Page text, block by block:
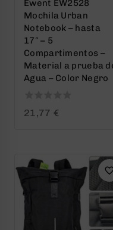
Ewent EW2528
Mochila Urban
Notebook – hasta
17″ – 5
Compartimentos –
Material a prueba
Agua – Color Negro
0
21,77 €